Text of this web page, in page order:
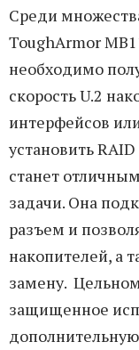
Среди
ToughArmor
необходимо
скорость U.2
интерфейсов
установить
станет
задачи. Она
разъем и
накопителей, а
замену.
защищенное